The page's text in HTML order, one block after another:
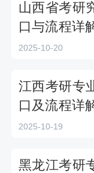
山西省考研
口与流程详
26年考生顺
2025-10-20
江西考研专
口及流程详
26届考生顺
2025-10-19
黑龙江考研